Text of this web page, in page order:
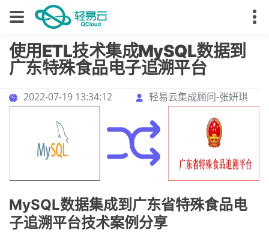
使用ETL技术集成MySQL数据到
广东特殊食品电子追溯平台
2022-07-19 13:34:12 轻易云集成顾问-张妍琪
MySQL数据集成到广东省特殊食品电
子追溯平台技术案例分享